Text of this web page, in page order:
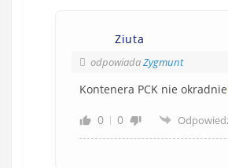
Ziuta
odpowiadaZygmunt
Kontenera PCK nie okradnie
0 0